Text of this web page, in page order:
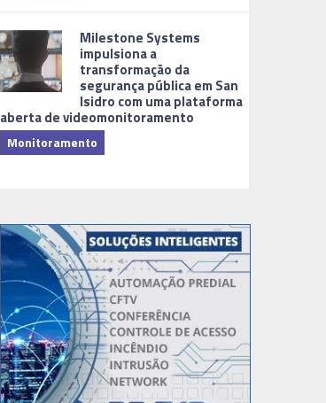
Milestone Systems
impulsiona a
transformação da
segurança pública em San
Isidro com uma plataforma
aberta de videomonitoramento
Monitoramento